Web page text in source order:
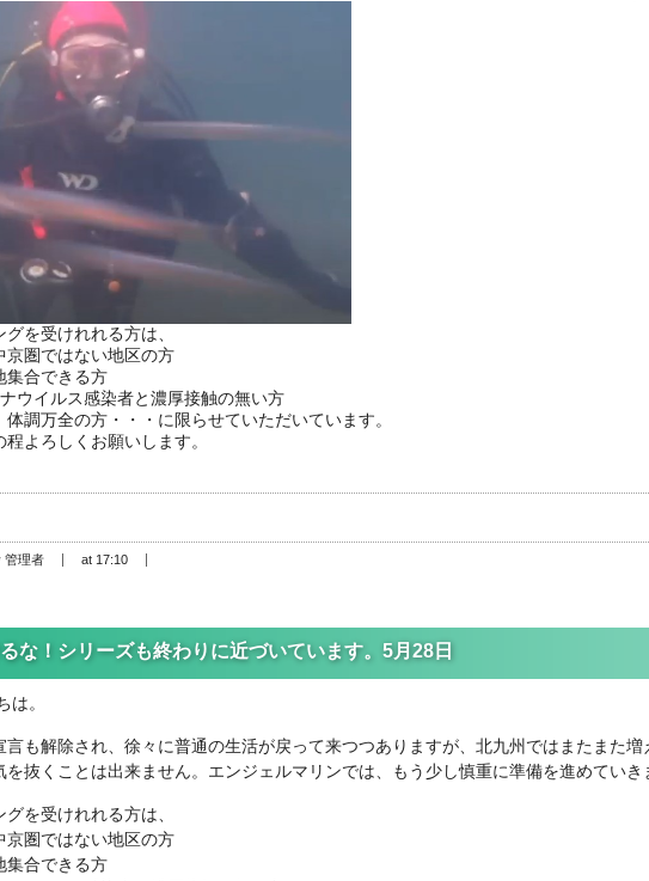
を受けれれる方は、
京圏ではない地区の方
集合できる方
ウイルス感染者と濃厚接触の無い方
体調万全の方・・・に限らせていただいています。
よろしくお願いします。
管理者 at 17:10
な！シリーズも終わりに近づいています。5月28日
。
言も解除され、徐々に普通の生活が戻って来つつありますが、北九州ではまたまた増
抜くことは出来ません。エンジェルマリンでは、もう少し慎重に準備を進めていき
を受けれれる方は、
京圏ではない地区の方
集合できる方